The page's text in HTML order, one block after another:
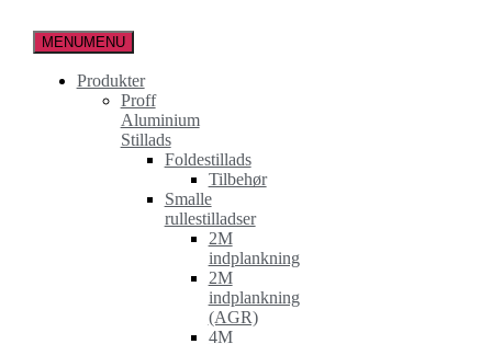
indholdet
MENUMENU
Produkter
Proff
Aluminium
Stillads
Foldestillads
Tilbehør
Smalle
rullestilladser
2M
indplankning
2M
indplankning
(AGR)
4M